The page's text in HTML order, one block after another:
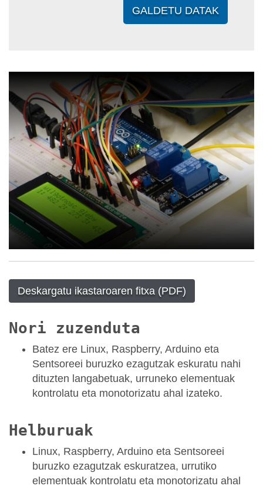
GALDETU DATAK
Deskargatu ikastaroaren fitxa (PDF)
Nori zuzenduta
Batez ere Linux, Raspberry, Arduino eta
Sentsoreei buruzko ezagutzak eskuratu nahi
dituzten langabetuak, urruneko elementuak
kontrolatu eta monotorizatu ahal izateko.
Helburuak
Linux, Raspberry, Arduino eta Sentsoreei
buruzko ezagutzak eskuratzea, urrutiko
elementuak kontrolatu eta monotorizatu ahal